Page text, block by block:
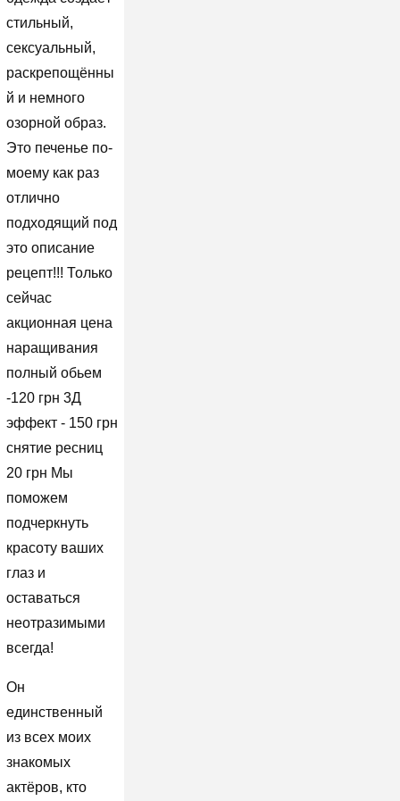
стильный,
сексуальный,
раскрепощённы
й и немного
озорной образ.
Это печенье по-
моему как раз
отлично
подходящий под
это описание
рецепт!!! Только
сейчас
акционная цена
наращивания
полный обьем
-120 грн 3Д
эффект - 150 грн
снятие ресниц
20 грн Мы
поможем
подчеркнуть
красоту ваших
глаз и
оставаться
неотразимыми
всегда!
Он
единственный
из всех моих
знакомых
актёров, кто